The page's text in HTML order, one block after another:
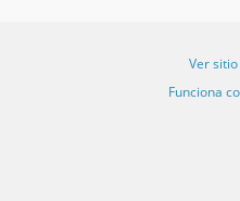
Ver
Funciona